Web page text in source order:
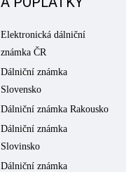
Elektronická dálniční
známka ČR
Dálniční známka
Slovensko
Dálniční známka Rakousko
Dálniční známka
Slovinsko
Dálniční známka